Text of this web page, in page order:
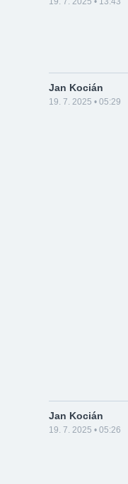
Jan Kocián
19. 7. 2025 • 05:29
Jan Kocián
19. 7. 2025 • 05:26